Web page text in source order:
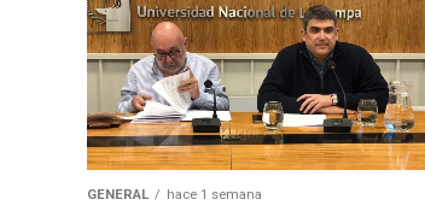
GENERAL hace 1 semana